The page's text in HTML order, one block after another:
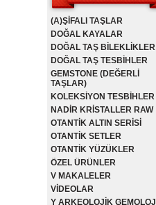
(A)ŞİFALI TAŞLAR
DOĞAL KAYALAR
DOĞAL TAŞ BİLEKLİKLER
DOĞAL TAŞ TESBİHLER
GEMSTONE (DEĞERLİ
TAŞLAR)
KOLEKSİYON TESBİHLER
NADİR KRİSTALLER RAW
OTANTİK ALTIN SERİSİ
OTANTİK SETLER
OTANTİK YÜZÜKLER
ÖZEL ÜRÜNLER
V MAKALELER
VİDEOLAR
Y ARKEOLOJİK GEMOLOJİ